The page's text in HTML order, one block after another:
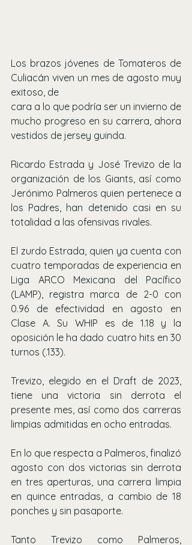
Los brazos jóvenes de Tomateros de
Culiacán viven un mes de agosto muy
exitoso, de
cara a lo que podría ser un invierno de
mucho progreso en su carrera, ahora
vestidos de jersey guinda.
Ricardo Estrada y José Trevizo de la
organización de los Giants, así como
Jerónimo Palmeros quien pertenece a
los Padres, han detenido casi en su
totalidad a las ofensivas rivales.
El zurdo Estrada, quien ya cuenta con
cuatro temporadas de experiencia en
Liga ARCO Mexicana del Pacífico
(LAMP), registra marca de 2-0 con
0.96 de efectividad en agosto en
Clase A. Su WHIP es de 1.18 y la
oposición le ha dado cuatro hits en 30
turnos (.133).
Trevizo, elegido en el Draft de 2023,
tiene una victoria sin derrota el
presente mes, así como dos carreras
limpias admitidas en ocho entradas.
En lo que respecta a Palmeros, finalizó
agosto con dos victorias sin derrota
en tres aperturas, una carrera limpia
en quince entradas, a cambio de 18
ponches y sin pasaporte.
Tanto Trevizo como Palmeros,